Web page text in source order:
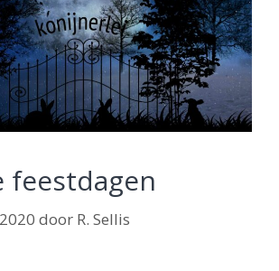
feestdagen
door R. Sellis